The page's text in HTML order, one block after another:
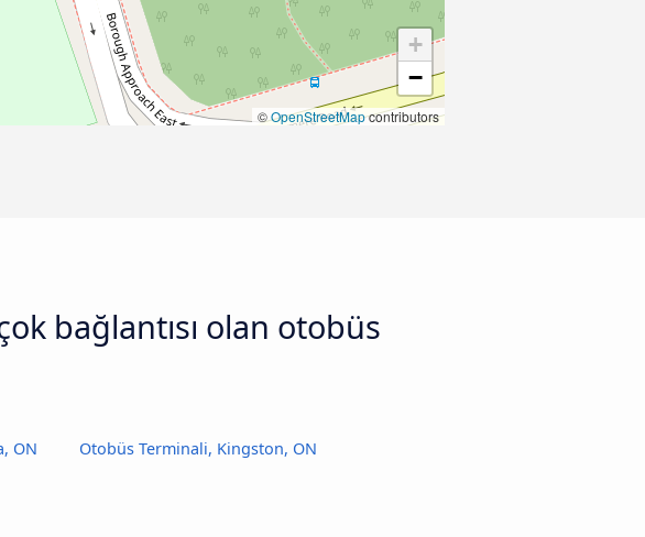
+
−
©OpenStreetMapcontributors
bağlantısı olan otobüs
ON
Otobüs Terminali, Kingston, ON